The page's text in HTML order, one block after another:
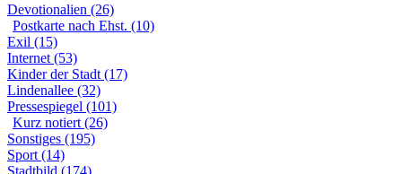
Devotionalien (26)
Postkarte nach Ehst. (10)
Exil (15)
Internet (53)
Kinder der Stadt (17)
Lindenallee (32)
Pressespiegel (101)
Kurz notiert (26)
Sonstiges (195)
Sport (14)
Stadtbild (174)